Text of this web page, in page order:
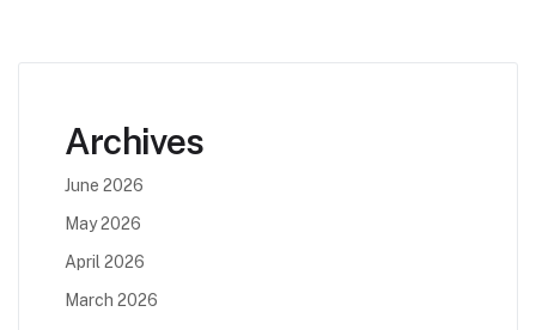
Archives
June 2026
May 2026
April 2026
March 2026